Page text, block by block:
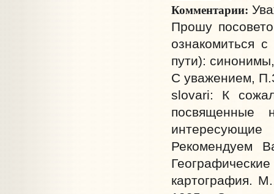
Комментарии:
Прошу
ознакомиться
пути):
С уважением,
slovari: К
посвященные
Рекомендуем
картография.